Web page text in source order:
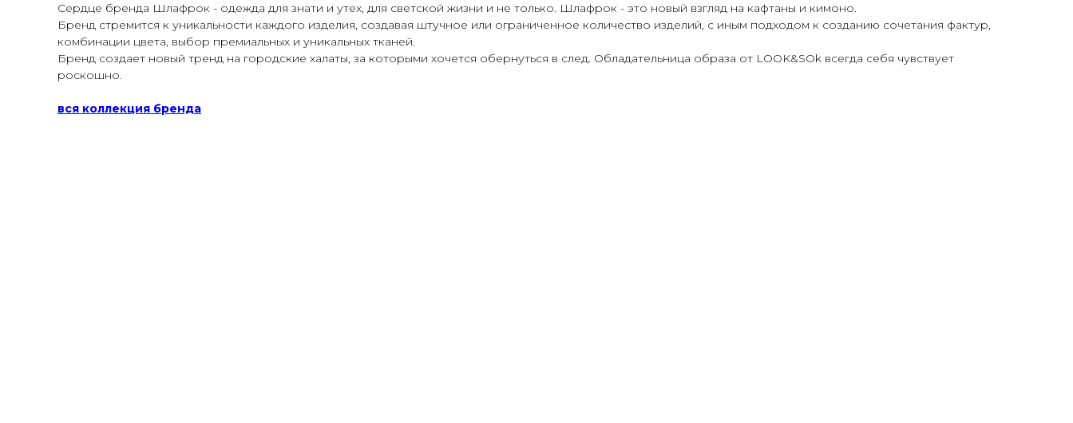
Сердце бренда Шлафрок - одежда для знати и утех, для светской жизни и не только. Шлафрок - это новый взгляд на кафтаны и кимоно.
Бренд стремится к уникальности каждого изделия, создавая штучное или ограниченное количество изделий, с иным подходом к созданию сочетания фактур,
комбинации цвета, выбор премиальных и уникальных тканей.
Бренд создает новый тренд на городские халаты, за которыми хочется обернуться в след. Обладательница образа от LOOK&SOk всегда себя чувствуeт
роскошно.
вся коллекция бренда